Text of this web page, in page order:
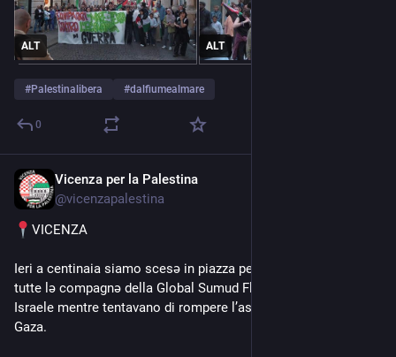
ALT ALT
#Palestinalibera #dalfiumealmare
0
Vicenza per la Palestina
@vicenzapalestina
VICENZA
Ieri a centinaia siamo scesə in piazza per portare il supporto a
tutte lə compagnə della Global Sumud Flotilla, sequestratə da
Israele mentre tentavano di rompere l’assedio illegittimo su
Gaza.